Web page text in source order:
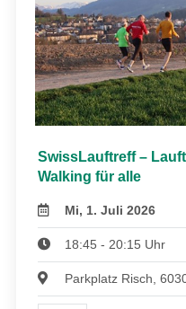
SwissLauftreff –
Walking für alle
Mi, 1. Juli 2026
18:45 - 20:15 Uhr
Parkplatz Risch,